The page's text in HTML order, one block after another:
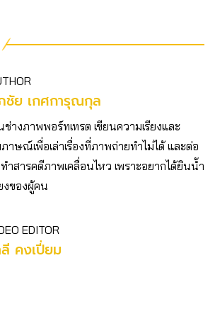
ชัย เกศการุณกุล
ช่างภาพพอร์ทเทรต เขียนความเรียงและ
าษณ์เพื่อเล่าเรื่องที่ภาพถ่ายทําไม่ได้ และต่อ
าสารคดีภาพเคลื่อนไหว เพราะอยากได้ยินน้ํา
งของผู้คน
EDITOR
คงเปี่ยม